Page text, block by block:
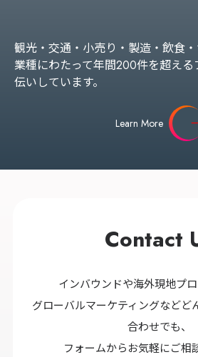
観光・交通・小売り・製造・飲食
業種にわたって年間200件を超え
伝いしています。
Learn More
Contact
インバウンドや海外現地プロ
グローバルマーケティングなどど
合わせでも、
フォームからお気軽にご相